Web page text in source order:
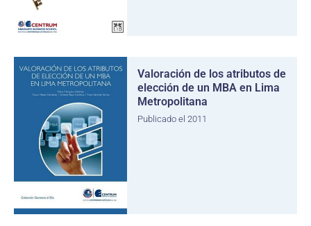
Valoración de los atributos de
elección de un MBA en Lima
Metropolitana
Publicado el 2011